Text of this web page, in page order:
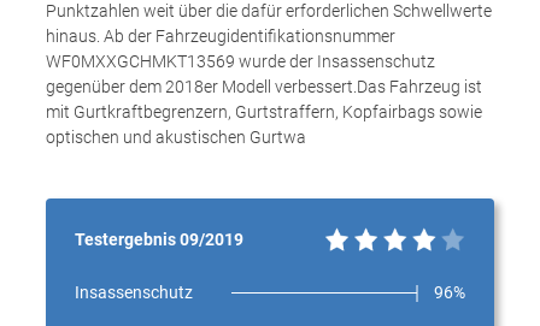
Punktzahlen weit über die dafür erforderlichen Schwellwerte
hinaus. Ab der Fahrzeugidentifikationsnummer
WF0MXXGCHMKT13569 wurde der Insassenschutz
gegenüber dem 2018er Modell verbessert.Das Fahrzeug ist
mit Gurtkraftbegrenzern, Gurtstraffern, Kopfairbags sowie
optischen und akustischen Gurtwa
Testergebnis 09/2019
Insassenschutz 96%